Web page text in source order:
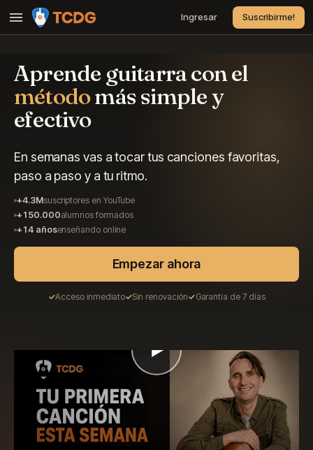
Ingresar Suscribirme!
Canciones
Suscripciones
Precio
Contacto
Preguntas Frecuentes
Decide cuándo, dónde y cómo quieres
tomar tus clases.
Suscribirme
Aprende guitarra con el
métodomás simple y
efectivo
En semanas vas a tocar tus canciones favoritas,
paso a paso y a tu ritmo.
+4.3Msuscriptores en YouTube
+150.000alumnos formados
+14 añosenseñando online
Empezar ahora
Acceso inmediato Sin renovación Garantía de 7 días